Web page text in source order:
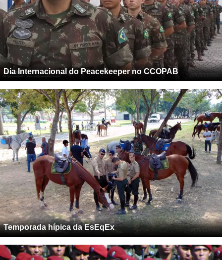
Dia Internacional do Peacekeeper no CCOPAB
Temporada hípica da EsEqEx